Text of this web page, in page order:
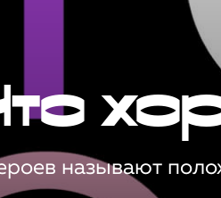
называют